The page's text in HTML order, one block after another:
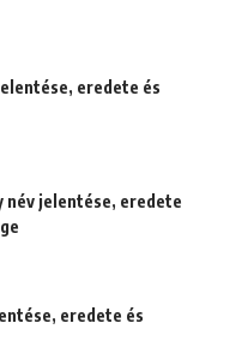
eredete és
név jelentése, eredete
eredete és